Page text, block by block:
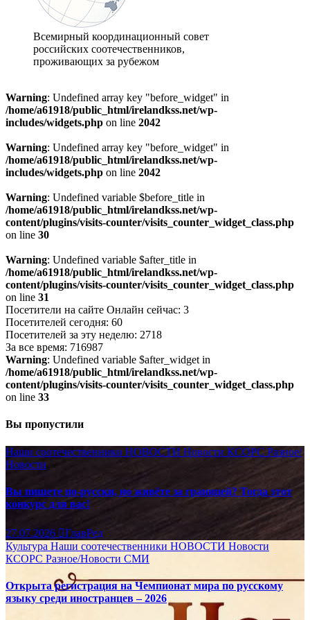
Всемирный координационный совет
российских соотечественников,
проживающих за рубежом
Warning: Undefined array key "before_widget" in
/home/a61918/public_html/irelandkss.net/wp-
includes/widgets.php on line 2042
Warning: Undefined array key "before_widget" in
/home/a61918/public_html/irelandkss.net/wp-
includes/widgets.php on line 2042
Warning: Undefined variable $before_title in
/home/a61918/public_html/irelandkss.net/wp-
content/plugins/visits-counter/visits_counter_widget_class.php
on line 30
Warning: Undefined variable $after_title in
/home/a61918/public_html/irelandkss.net/wp-
content/plugins/visits-counter/visits_counter_widget_class.php
on line 31
Посетители на сайте Онлайн сейчас: 3
Посетителей сегодня: 60
Посетителей за эту неделю: 2718
За все время: 716987
Warning: Undefined variable $after_widget in
/home/a61918/public_html/irelandkss.net/wp-
content/plugins/visits-counter/visits_counter_widget_class.php
on line 33
Вы пропустили
Наши соотечественники НОВОСТИ Новости КСОРС Разное/
Новости
Вы пишете по-русски, но живёте за границей? Тогда этот
конкурс для вас!
27.07.2026
ГлавРед
Культура Наши соотечественники НОВОСТИ Новости
КСОРС Разное/Новости СМИ
Открыта регистрация на Чемпионат мира по русскому
языку среди иностранцев – 2026